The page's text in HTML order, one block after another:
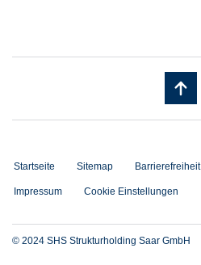
Startseite Sitemap Barrierefreiheit
Impressum Cookie Einstellungen
© 2024 SHS Strukturholding Saar GmbH